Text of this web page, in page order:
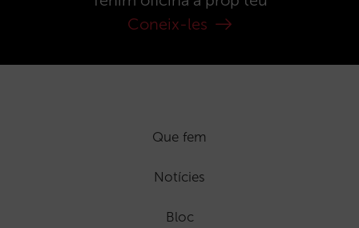
Coneix-les
Que fem
Notícies
Bloc